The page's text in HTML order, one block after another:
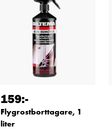
159:-
Flygrostborttagare, 1
liter